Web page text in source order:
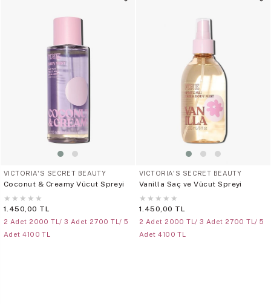
VICTORIA'S SECRET BEAUTY
Coconut & Creamy Vücut Spreyi
★ ★ ★ ★ ★
1.450,00 TL
2 Adet 2000 TL/ 3 Adet 2700 TL/ 5
Adet 4100 TL
VICTORIA'S SECRET BEAUTY
Vanilla Saç ve Vücut Spreyi
★ ★ ★ ★ ★
1.450,00 TL
2 Adet 2000 TL/ 3 Adet 2700 TL/ 5
Adet 4100 TL